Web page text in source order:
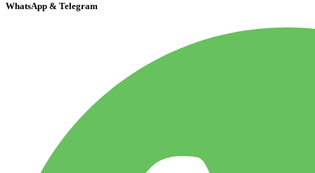
WhatsApp & Telegram